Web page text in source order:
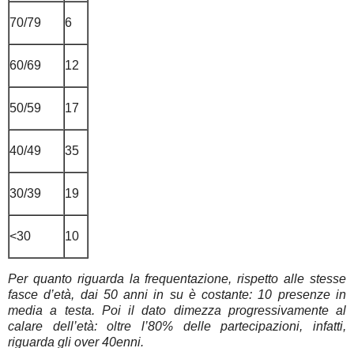
70/79 6
60/69 12
50/59 17
40/49 35
30/39 19
<30 10
Per quanto riguarda la frequentazione, rispetto alle stesse
fasce d’età, dai 50 anni in su è costante: 10 presenze in
media a testa. Poi il dato dimezza progressivamente al
calare dell’età: oltre l’80% delle partecipazioni, infatti,
riguarda gli over 40enni.